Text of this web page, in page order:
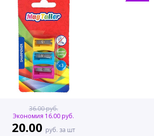
36.00 руб.
Экономия 16.00 руб.
20.00 руб. за шт